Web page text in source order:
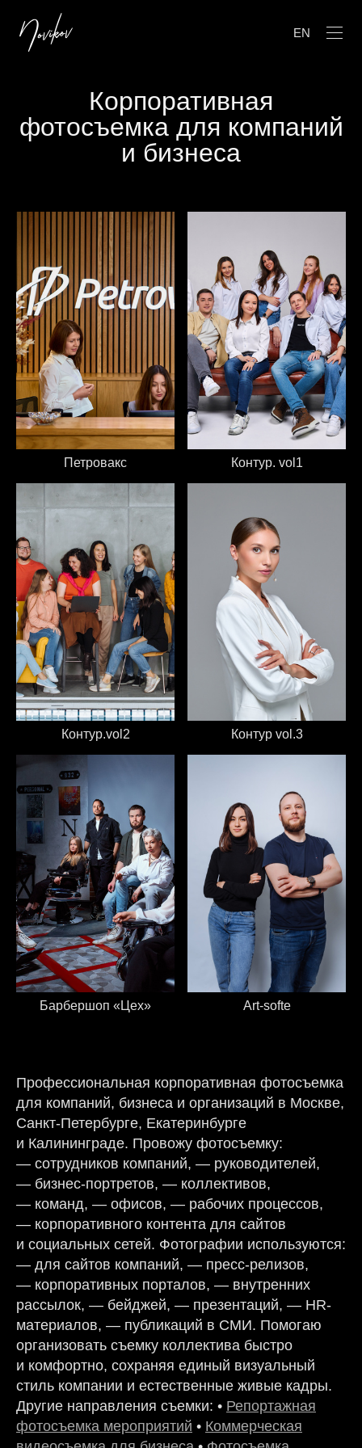
EN
Корпоративная
фотосъемка для компаний
и бизнеса
Петровакс Контур. vol1
Контур.vol2 Контур vol.3
Барбершоп «Цех» Art-softe
Профессиональная корпоративная фотосъемка
для компаний, бизнеса и организаций в Москве,
Санкт-Петербурге, Екатеринбурге
и Калининграде. Провожу фотосъемку:
— сотрудников компаний, — руководителей,
— бизнес-портретов, — коллективов,
— команд, — офисов, — рабочих процессов,
— корпоративного контента для сайтов
и социальных сетей. Фотографии используются:
— для сайтов компаний, — пресс-релизов,
— корпоративных порталов, — внутренних
рассылок, — бейджей, — презентаций, — HR-
материалов, — публикаций в СМИ. Помогаю
организовать съемку коллектива быстро
и комфортно, сохраняя единый визуальный
стиль компании и естественные живые кадры.
Другие направления съемки: • Репортажная
фотосъемка мероприятий • Коммерческая